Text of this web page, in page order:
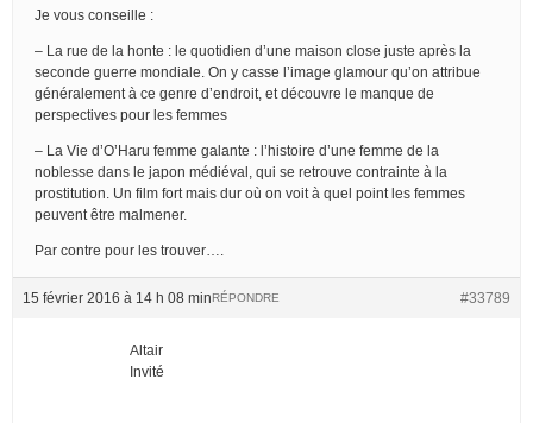
Je vous conseille :
– La rue de la honte : le quotidien d’une maison close juste après la
seconde guerre mondiale. On y casse l’image glamour qu’on attribue
généralement à ce genre d’endroit, et découvre le manque de
perspectives pour les femmes
– La Vie d’O’Haru femme galante : l’histoire d’une femme de la
noblesse dans le japon médiéval, qui se retrouve contrainte à la
prostitution. Un film fort mais dur où on voit à quel point les femmes
peuvent être malmener.
Par contre pour les trouver….
15 février 2016 à 14 h 08 min #33789
RÉPONDRE
Altair
Invité